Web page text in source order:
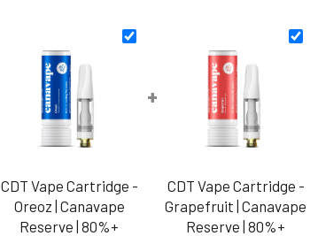
CDT Vape Cartridge -
Oreoz | Canavape
Reserve | 80%+
+
CDT Vape Cartridge -
Grapefruit | Canavape
Reserve | 80%+